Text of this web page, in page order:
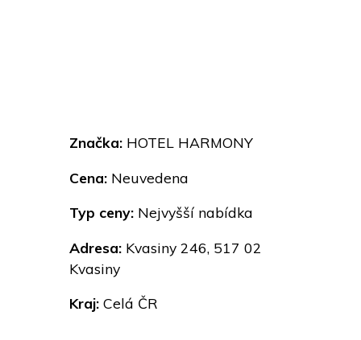
Značka: HOTEL HARMONY
Cena: Neuvedena
Typ ceny: Nejvyšší nabídka
Adresa: Kvasiny 246, 517 02
Kvasiny
Kraj: Celá ČR